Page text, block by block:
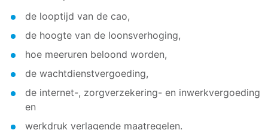
de looptijd van de cao,
de hoogte van de loonsverhoging,
hoe meeruren beloond worden,
de wachtdienstvergoeding,
de internet-, zorgverzekering- en inwerkvergoeding
en
werkdruk verlagende maatregelen.